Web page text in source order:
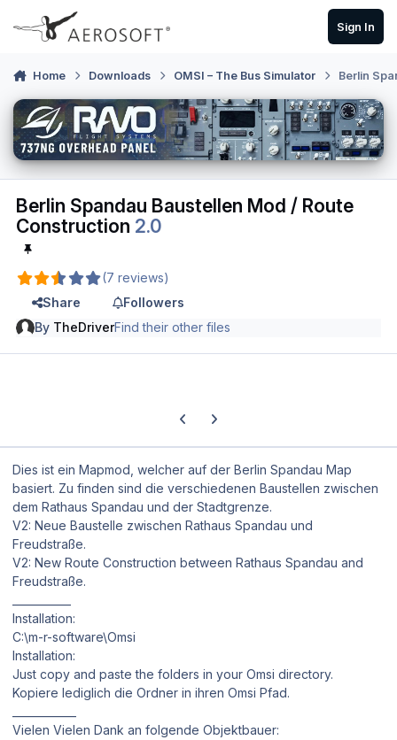
Skip to content
Sign In
Home Downloads OMSI – The Bus Simulator Berlin
Berlin Spandau Baustellen Mod / Route
Construction 2.0
(7 reviews)
Share
Followers
By TheDriverFind their other files
Previous carousel slide
Next carousel slide
Dies ist ein Mapmod, welcher auf der Berlin Spandau Map
basiert. Zu finden sind die verschiedenen Baustellen zwischen
dem Rathaus Spandau und der Stadtgrenze.
V2: Neue Baustelle zwischen Rathaus Spandau und
Freudstraße.
V2: New Route Construction between Rathaus Spandau and
Freudstraße.
Installation:
C:\m-r-software\Omsi
Installation:
Just copy and paste the folders in your Omsi directory.
Kopiere lediglich die Ordner in ihren Omsi Pfad.
Vielen Vielen Dank an folgende Objektbauer: